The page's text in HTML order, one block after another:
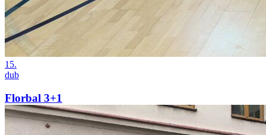
15.
dub
Florbal 3+1